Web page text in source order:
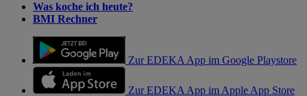
Was koche ich heute?
BMI Rechner
Zur EDEKA App im Google Playstore
Zur EDEKA App im Apple App Store